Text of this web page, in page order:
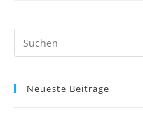
Neueste Beiträge